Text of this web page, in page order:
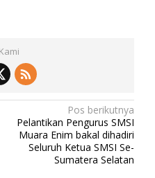
Pos berikutnya
Pelantikan Pengurus SMSI
Muara Enim bakal dihadiri
Seluruh Ketua SMSI Se-
Sumatera Selatan